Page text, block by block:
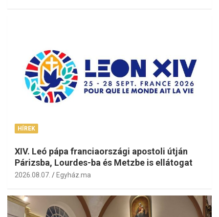
HÍREK
XIV. Leó pápa franciaországi apostoli útján
Párizsba, Lourdes-ba és Metzbe is ellátogat
2026.08.07. Egyház.ma